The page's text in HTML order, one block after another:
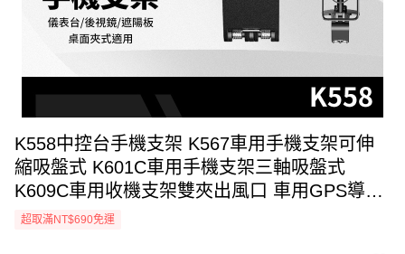
K558中控台手機支架 K567車用手機支架可伸
縮吸盤式 K601C車用手機支架三軸吸盤式
K609C車用收機支架雙夾出風口 車用GPS導航
架 儀表台/後視鏡/遮陽板/桌面夾式適用 多功能
超取滿NT$690免運